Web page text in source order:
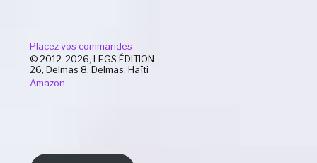
Placez vos commandes
© 2012-2026, LEGS ÉDITION
26, Delmas 8, Delmas, Haïti
Amazon